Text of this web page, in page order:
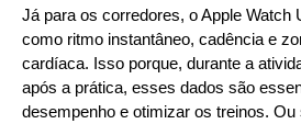
Já para os corredores, o Apple Watch
como ritmo instantâneo, cadência e
cardíaca. Isso porque, durante a
após a prática, esses dados são
desempenho e otimizar os treinos.